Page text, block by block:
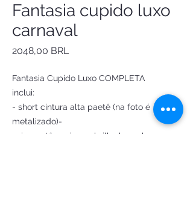
Fantasia cupido luxo
carnaval
2048,00 BRL
Fantasia Cupido Luxo COMPLETA
inclui:
- short cintura alta paetê (na foto é
metalizado)-
saia paetê e cós em brilho boreal